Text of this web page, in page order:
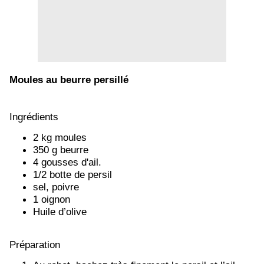
Moules au beurre persillé
Ingrédients
2 kg moules
350 g beurre
4 gousses d'ail.
1/2 botte de persil
sel, poivre
1 oignon
Huile d’olive
Préparation